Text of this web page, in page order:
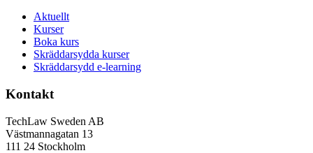
Aktuellt
Kurser
Boka kurs
Skräddarsydda kurser
Skräddarsydd e-learning
Kontakt
TechLaw Sweden AB
Västmannagatan 13
111 24 Stockholm